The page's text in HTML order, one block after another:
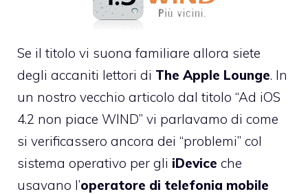
Se il titolo vi suona familiare allora siete
degli accaniti lettori di The Apple Lounge. In
un nostro vecchio articolo dal titolo “Ad iOS
4.2 non piace WIND” vi parlavamo di come
si verificassero ancora dei “problemi” col
sistema operativo per gli iDevice che
usavano l’operatore di telefonia mobile